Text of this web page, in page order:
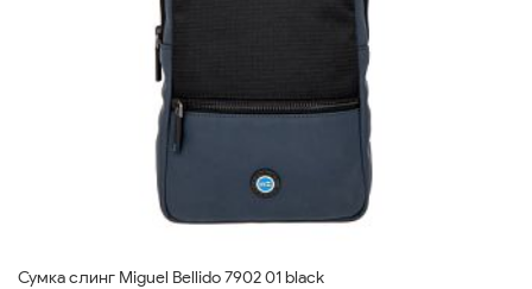
Сумка слинг Miguel Bellido 7902 01 black